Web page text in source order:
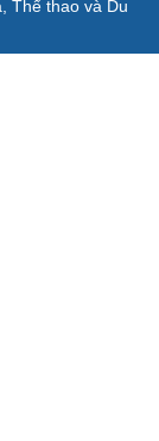
Thể thao và Du